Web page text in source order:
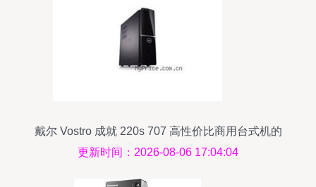
戴尔 Vostro 成就 220s 707 高性价比商用台式机的
市场观察与指导式报价概览
更新时间：2026-08-06 17:04:04